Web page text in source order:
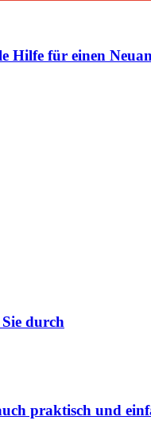
Hilfe für einen
durch
praktisch und